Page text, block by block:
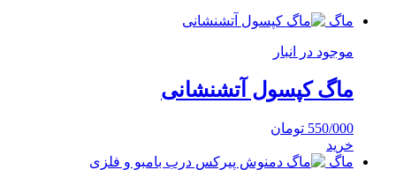
ماگ
موجود در انبار
ماگ کپسول آتشنشانی
550/000 تومان
خرید
ماگ